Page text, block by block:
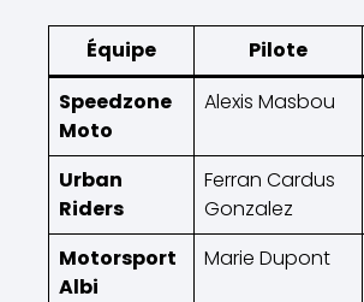
Équipe Pilote
Speedzone
Moto
Alexis Masbou
Urban
Riders
Ferran Cardus
Gonzalez
Motorsport
Albi
Marie Dupont